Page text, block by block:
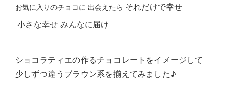
お気に入りのチョコに 出会えたら それだけで幸せ
小さな幸せ みんなに届け
ショコラティエの作るチョコレートをイメージして
少しずつ違うブラウン系を揃えてみました♪